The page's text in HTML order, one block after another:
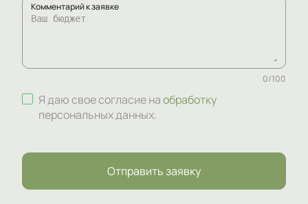
Комментарий к заявке
0/100
Я даю свое согласие наобработку
персональных данных.
Отправить заявку